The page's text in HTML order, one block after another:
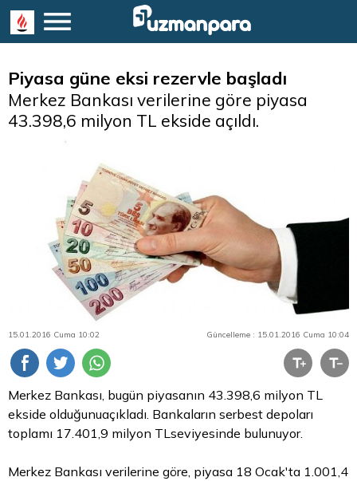
Piyasa güne eksi rezervle başladı
Merkez Bankası verilerine göre piyasa
43.398,6 milyon TL ekside açıldı.
15.01.2016 Cuma 10:02 Güncelleme : 15.01.2016 Cuma 10:04
Merkez Bankası, bugün piyasanın 43.398,6 milyon TL
ekside olduğunuaçıkladı. Bankaların serbest depoları
toplamı 17.401,9 milyon TLseviyesinde bulunuyor.
Merkez Bankası verilerine göre, piyasa 18 Ocak'ta 1.001,4